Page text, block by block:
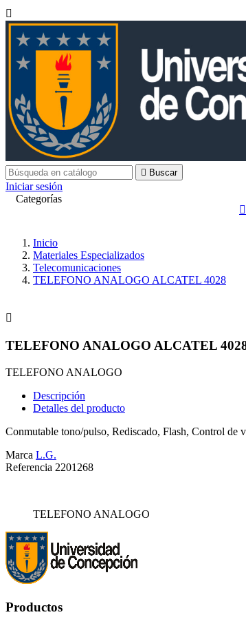

 Buscar
Iniciar sesión
Categorías

Inicio
Materiales Especializados
Telecomunicaciones
TELEFONO ANALOGO ALCATEL 4028

TELEFONO ANALOGO ALCATEL
TELEFONO ANALOGO
Descripción
Detalles del producto
Conmutable tono/pulso, Rediscado, Flash, Control de
Marca L.G.
Referencia 2201268
TELEFONO ANALOGO
Productos